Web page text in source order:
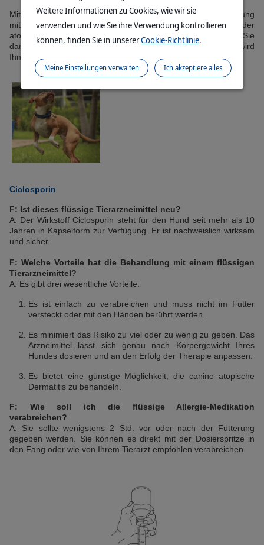
Mit Hilfe Ihrer Tierärztin/Ihres Tierarztes und einer Behandlung
mit flüssigem Ciclosporin ist es möglich, die Symptome der
atopischen Dermatitis Ihres Hundes zu lindern. Denken Sie
daran, Ihr Tierarzt weiß am besten, was Ihr Hund braucht. Er wird
Ihnen für weitere Fragen gerne zur Verfügung stehen.
Ciclosporin
F: Ist dieses flüssige Tierarzneimittel neu?
A: Der Wirkstoff Ciclosporin steht für den Hund seit mehr als 10
Jahren in Kapselform zur Verfügung. Er ist nachweislich wirksam
und sicher.
F: Welche Vorteile hat die Behandlung mit einem flüssigen
Tierarzneimittel?
A: Es gibt drei wesentliche Vorteile:
Es ist einfach zu verabreichen und muss nicht im Futter
versteckt oder mit den Händen berührt werden.
Es minimiert das Risiko zu viel oder zu wenig zu geben. Das
Arzneimittel lässt sich genau nach Körpergewicht Ihres
Hundes dosieren und an den Erfolg der Therapie anpassen.
Es bietet eine günstige Möglichkeit, die canine atopische
Dermatitis zu behandeln.
F: Wie soll ich die flüssige Allergie-Medikation
verabreichen?
A: Sie sollte wenigstens 2 Std. vor oder nach der Fütterung
gegeben werden. Sie können es direkt mit der Dosierspritze in
den Fang oder wie von Ihrem Tierarzt empfohlen verabreichen.
Weitere Informationen zu Cookies, wie wir sie
verwenden und wie Sie ihre Verwendung kontrollieren
können, finden Sie in unsererCookie-Richtlinie.
Ich akzeptiere alles
Meine Einstellungen verwalten